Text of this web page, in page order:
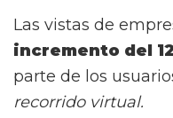
Las vistas de
incremento del
parte de los
recorrido virtual.